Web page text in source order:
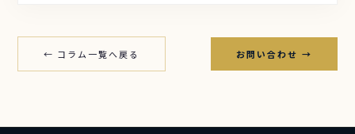
← コラム一覧へ戻る お問い合わせ →